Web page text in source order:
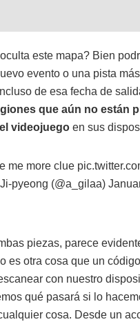
este mapa? Bien
evento o una pista
de esa fecha de
que aún no están
videojuego en sus
me more clue
pyeong (@a_gilaa)
piezas, parece
es otra cosa que un
con nuestro
qué pasará si lo
cosa. Desde un